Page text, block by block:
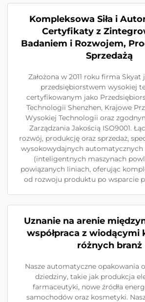
Kompleksowa Siła i
Certyfikaty z
Badaniem i Rozwojem,
Sprzedażą
Założona w 2011 roku firma
przedsiębiorstwem wysokiej
certyfikowanym jako
Technologii Shenzhen, Krajowe
Wysokiej Technologii oraz
Zarządzania Jakością ISO9001.
rozwój, produkcję oraz sprzedaż,
wysokowydajnych automatycznych
(inteligentnych maszynach
powiązanych liniach, oferując
od rozwoju produktu po wsparcie
Uznanie na arenie
współpraca z wiodącymi
różnych branż
Nasze automatyczne opakowania
dziedziny, takie jak produkcja
farmaceutyki, nowe źródła
samochodów oraz kosmetyki.